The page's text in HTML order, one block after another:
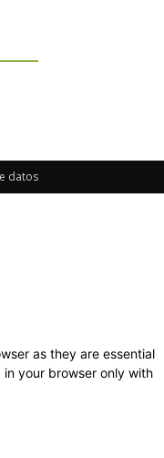
datos
as they are essential
your browser only with